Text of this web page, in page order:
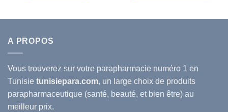
A PROPOS
Vous trouverez sur votre parapharmacie numéro 1 en
Tunisie tunisiepara.com, un large choix de produits
parapharmaceutique (santé, beauté, et bien être) au
meilleur prix.